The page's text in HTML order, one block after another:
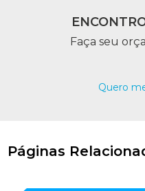
Faça seu
Quero
Páginas